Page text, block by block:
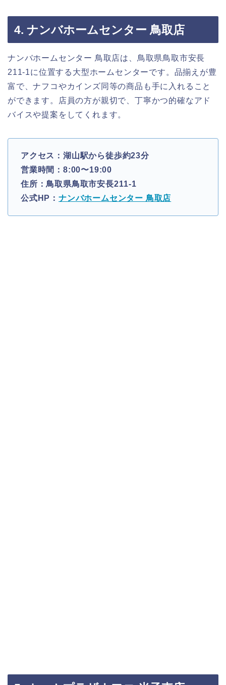
4. ナンバホームセンター 鳥取店
ナンバホームセンター 鳥取店は、鳥取県鳥取市安長
211-1に位置する大型ホームセンターです。品揃えが豊
富で、ナフコやカインズ同等の商品も手に入れること
ができます。店員の方が親切で、丁寧かつ的確なアド
バイスや提案をしてくれます。
アクセス：湖山駅から徒歩約23分
営業時間：8:00〜19:00
住所：鳥取県鳥取市安長211-1
公式HP： ナンバホームセンター 鳥取店